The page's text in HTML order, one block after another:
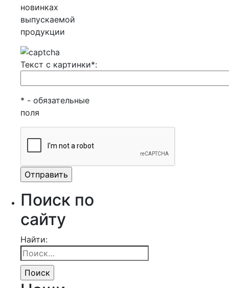
новинках
выпускаемой
продукции
Текст с картинки*:
* - обязательные
поля
Поиск по
сайту
Найти: